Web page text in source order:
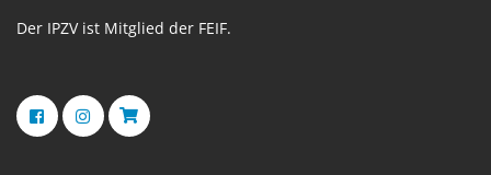
Der IPZV ist Mitglied der FEIF.